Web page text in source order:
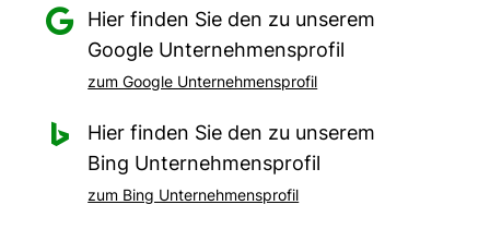

Hier finden Sie den zu unserem
Google Unternehmensprofil
zum Google Unternehmensprofil

Hier finden Sie den zu unserem
Bing Unternehmensprofil
zum Bing Unternehmensprofil